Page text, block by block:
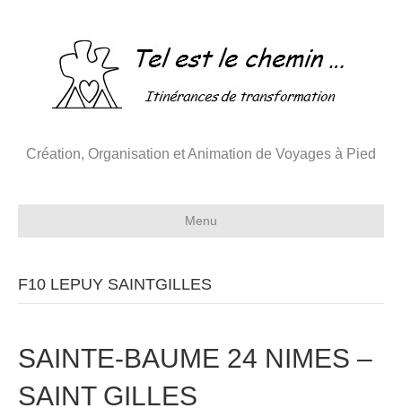
Création, Organisation et Animation de Voyages à Pied
Menu
F10 LEPUY SAINTGILLES
SAINTE-BAUME 24 NIMES –
SAINT GILLES